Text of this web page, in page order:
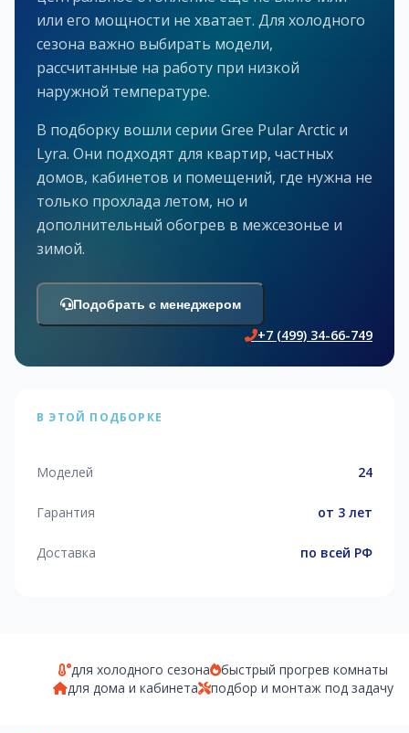
или его мощности не хватает. Для холодного
сезона важно выбирать модели,
рассчитанные на работу при низкой
наружной температуре.
В подборку вошли серии Gree Pular Arctic и
Lyra. Они подходят для квартир, частных
домов, кабинетов и помещений, где нужна не
только прохлада летом, но и
дополнительный обогрев в межсезонье и
зимой.
Подобрать с менеджером
+7 (499) 34-66-749
В ЭТОЙ ПОДБОРКЕ
Моделей 24
Гарантия от 3 лет
Доставка по всей РФ
для холодного сезона
быстрый прогрев комнаты
для дома и кабинета
подбор и монтаж под задачу